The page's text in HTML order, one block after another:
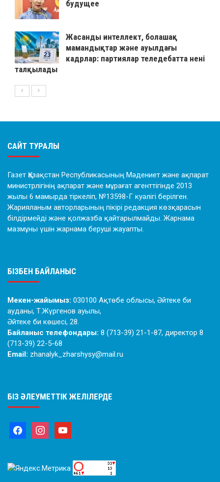
будущее
Жасанды интеллект, болашақ
мамандықтар және ауылдағы
кадрлар: партиялар теледебатта нені
талқылады
САЙТ ТУРАЛЫ
Газет Қазақстан Республикасының Мәдениет және ақпарат
министрлігінің ақпарат және мұрағат агенттігінде 2013
жылы 6 мамырда тіркеліп, №13598-Г куәлігі берілген.
Жарияланым авторларының пікірі редакция көзқарасын
білдірмейді және қолжазба қайтарылмайды. Жарнама
мазмұны үшін жарнама беруші жауапты.
БІЗБЕН БАЙЛАНЫС
Мекен-жайымыз: 030100 Ақтөбе облысы, Әйтеке би
ауданы, Т.Жүргенов ауылы,
Әйтеке би көшесі, 28.
Байланыс телефондары: 8 (713-39) 21-1-87, директор 8
(713-39) 22-5-68
Email: zhanalyk_zharshysy@mail.ru
БІЗ ӘЛЕУМЕТТІК ЖЕЛІЛЕРДЕ